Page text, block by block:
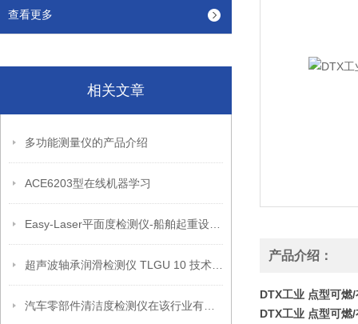
查看更多
相关文章
多功能测量仪的产品介绍
ACE6203型在线机器学习
产品介绍：
DTX工业 点型可燃
DTX工业 点型可燃